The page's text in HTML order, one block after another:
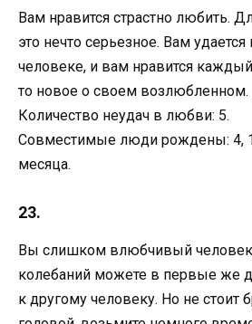
Вам нравится страстно любить.
это нечто серьезное. Вам
человеке, и вам нравится
то новое о своем возлюбленном.
Количество неудач в любви: 5.
Совместимые люди рождены: 4,
месяца.
23.
Вы слишком влюбчивый
колебаний можете в первые же
к другому человеку. Но не стоит